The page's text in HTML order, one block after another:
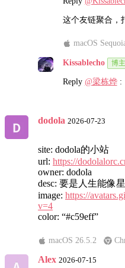
这个友链聚合，
macOS
Kissablecho 博主
Reply @梁栋烨:
页面加载慢？
的文章，一般都
Windows 11
Kissablecho 博主
Reply@梁栋烨:
求
Windows 11
梁栋烨 2026-05-10
dodola 2026-07-23
site: dodola的小站
url: https://
owner: dodola
desc: 要是人生能像
image: https://
v=4
color: “#c59eff”
macOS 26.5.2
Alex 2026-07-15